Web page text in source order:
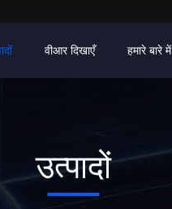
वीआर दिखाएँ हमारे बारे में
उत्पादों